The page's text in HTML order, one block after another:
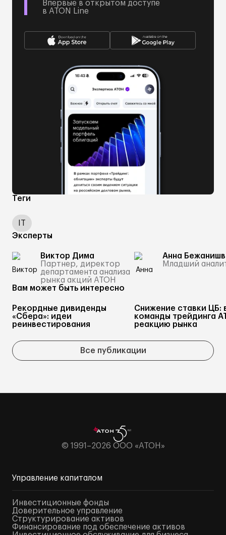
Теги
IT
Эксперты
Виктор Дима
Партнер, директор
департамента анализа
рынка акций АТОН
Анна
Младший
Впервые в открытом доступе
в ATON Line
Вам может быть интересно
Рекордные дивиденды
«Сбера»: идеи
реинвестирования
Снижение ставки ЦБ:
команды трейдинга
реакцию рынка
Все публикации
© 1991–2026 ООО «АТОН»
Управление капиталом
Инвестиционные фонды
Доверительное управление
Структурирование активов
Финансирование под обеспечение активов